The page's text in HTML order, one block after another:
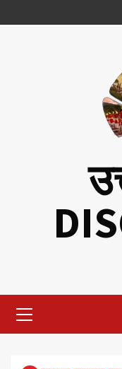
to
Menu